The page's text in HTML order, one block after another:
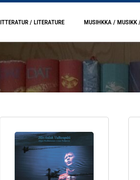
/ LITERATURE MUSIHKKA / MUSIKK